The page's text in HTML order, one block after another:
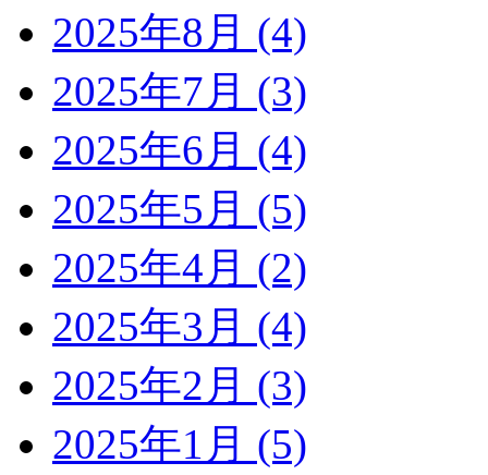
2025年8月 (4)
2025年7月 (3)
2025年6月 (4)
2025年5月 (5)
2025年4月 (2)
2025年3月 (4)
2025年2月 (3)
2025年1月 (5)